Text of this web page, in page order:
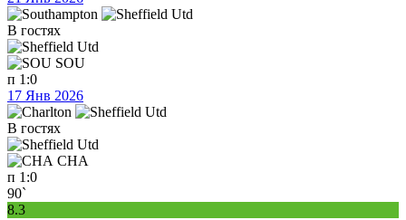
В гостях
SOU
п 1:0
17 Янв 2026
В гостях
CHA
п 1:0
90`
8.3